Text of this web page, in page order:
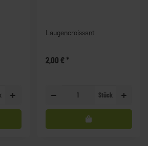
Laugencroissant
2,00 €*
Stück